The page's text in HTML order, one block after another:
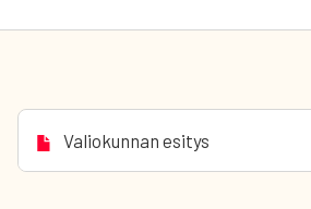
Valiokunnan esitys